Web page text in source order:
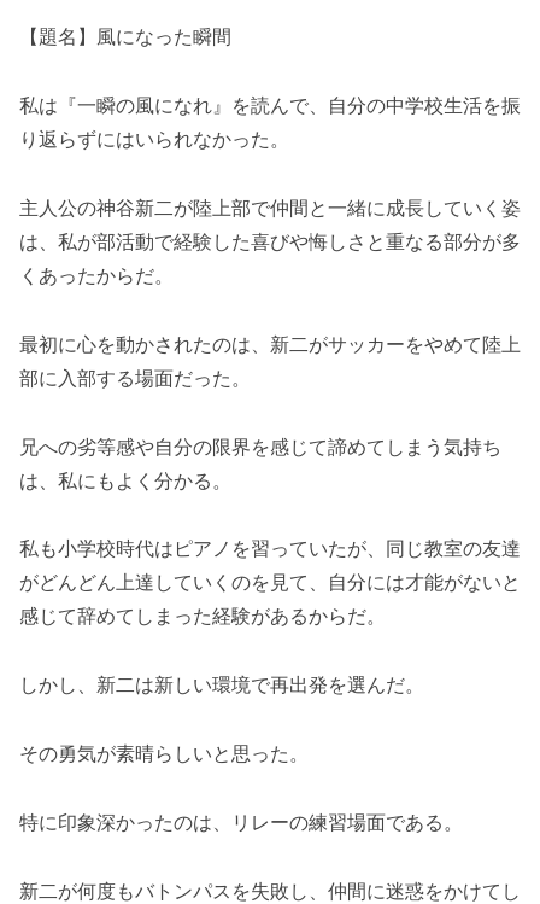
【題名】風になった瞬間
私は『一瞬の風になれ』を読んで、自分の中学校生活を振
り返らずにはいられなかった。
主人公の神谷新二が陸上部で仲間と一緒に成長していく姿
は、私が部活動で経験した喜びや悔しさと重なる部分が多
くあったからだ。
最初に心を動かされたのは、新二がサッカーをやめて陸上
部に入部する場面だった。
兄への劣等感や自分の限界を感じて諦めてしまう気持ち
は、私にもよく分かる。
私も小学校時代はピアノを習っていたが、同じ教室の友達
がどんどん上達していくのを見て、自分には才能がないと
感じて辞めてしまった経験があるからだ。
しかし、新二は新しい環境で再出発を選んだ。
その勇気が素晴らしいと思った。
特に印象深かったのは、リレーの練習場面である。
新二が何度もバトンパスを失敗し、仲間に迷惑をかけてし